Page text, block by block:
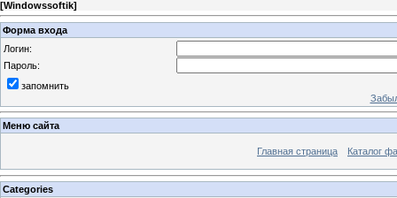
[Windowssoftik]
Форма входа
Логин:
Пароль:
запомнить
Меню сайта
Главная страница Каталог
Categories